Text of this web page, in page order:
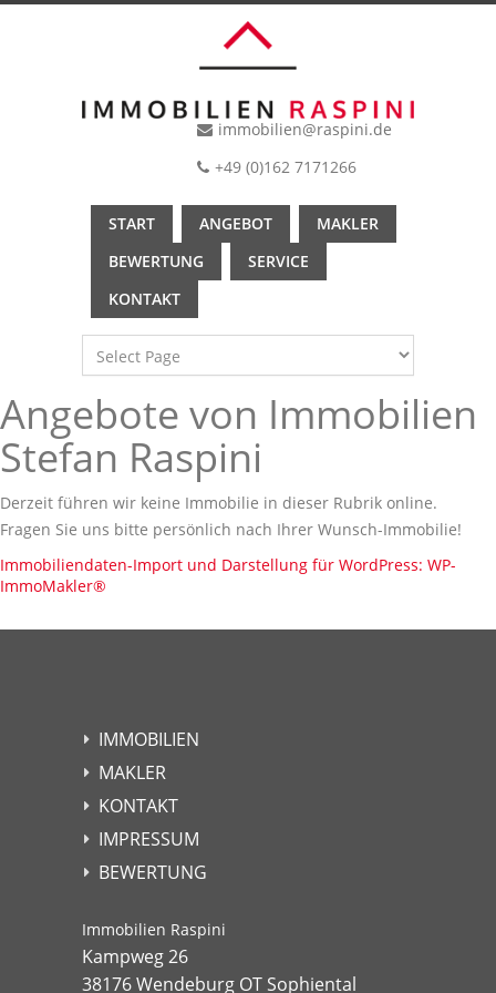
immobilien@raspini.de
+49 (0)162 7171266
START ANGEBOT
MAKLER
BEWERTUNG
SERVICE
KONTAKT
Angebote von Immobilien
Stefan Raspini
Derzeit führen wir keine Immobilie in dieser Rubrik online.
Fragen Sie uns bitte persönlich nach Ihrer Wunsch-Immobilie!
Immobiliendaten-Import und Darstellung für WordPress: WP-
ImmoMakler®
IMMOBILIEN
MAKLER
KONTAKT
IMPRESSUM
BEWERTUNG
Immobilien Raspini
Kampweg 26
38176 Wendeburg OT Sophiental